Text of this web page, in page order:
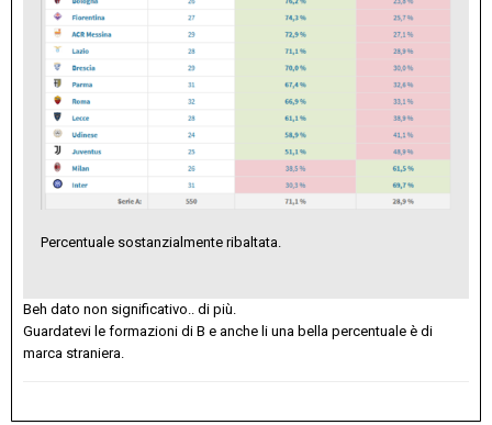
Percentuale sostanzialmente ribaltata.
Beh dato non significativo.. di più.
Guardatevi le formazioni di B e anche li una bella percentuale è di
marca straniera.